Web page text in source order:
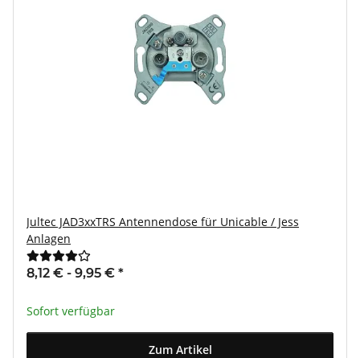
Jultec JAD3xxTRS Antennendose für Unicable / Jess
Anlagen
8,12 € - 9,95 € *
Sofort verfügbar
Zum Artikel